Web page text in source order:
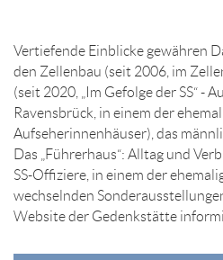
Vertiefende Einblicke gewähren
den Zellenbau (seit 2006, im
(seit 2020, „Im Gefolge der SS“ -
Ravensbrück, in einem der
Aufseherinnenhäuser), das
Das „Führerhaus“: Alltag und
SS-Offiziere, in einem der
wechselnden
Website der Gedenkstätte